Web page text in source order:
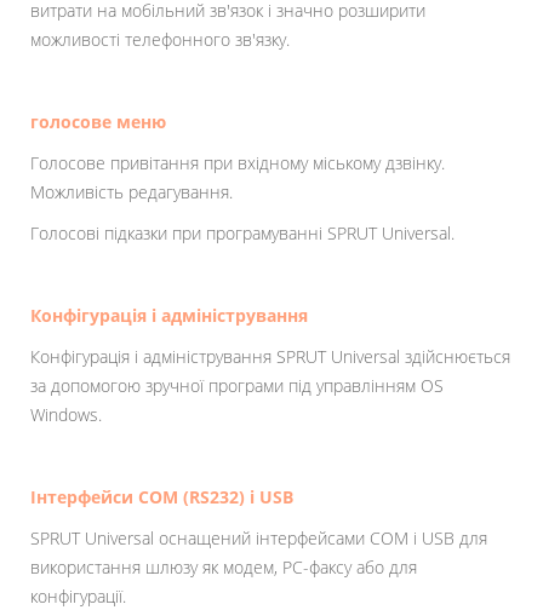
витрати на мобільний зв'язок і значно розширити
можливості телефонного зв'язку.
голосове меню
Голосове привітання при вхідному міському дзвінку.
Можливість редагування.
Голосові підказки при програмуванні SPRUT Universal.
Конфігурація і адміністрування
Конфігурація і адміністрування SPRUT Universal здійснюється
за допомогою зручної програми під управлінням OS
Windows.
Інтерфейси COM (RS232) і USB
SPRUT Universal оснащений інтерфейсами СОМ і USB для
використання шлюзу як модем, РС-факсу або для
конфігурації.